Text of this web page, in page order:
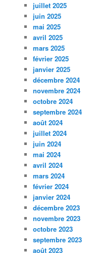
juillet 2025
juin 2025
mai 2025
avril 2025
mars 2025
février 2025
janvier 2025
décembre 2024
novembre 2024
octobre 2024
septembre 2024
août 2024
juillet 2024
juin 2024
mai 2024
avril 2024
mars 2024
février 2024
janvier 2024
décembre 2023
novembre 2023
octobre 2023
septembre 2023
août 2023